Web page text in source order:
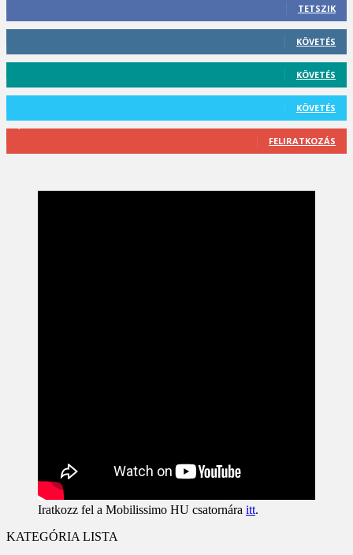
TETSZIK
KÖVETÉS
KÖVETÉS
KÖVETÉS
FELIRATKOZÁS
Iratkozz fel a Mobilissimo HU csatornára itt.
KATEGÓRIA LISTA